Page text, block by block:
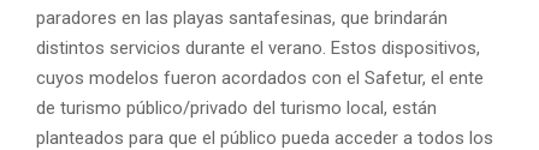
paradores en las playas santafesinas, que brindarán
distintos servicios durante el verano. Estos dispositivos,
cuyos modelos fueron acordados con el Safetur, el ente
de turismo público/privado del turismo local, están
planteados para que el público pueda acceder a todos los